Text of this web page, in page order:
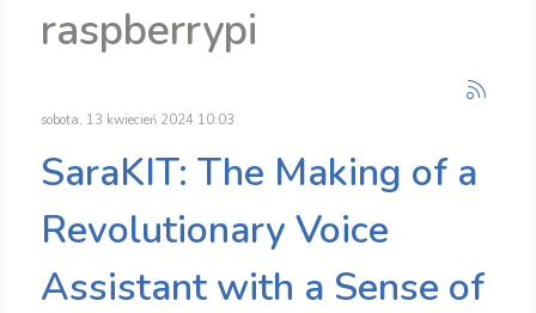
raspberrypi
sobota, 13 kwiecień 2024 10:03
SaraKIT: The Making of a
Revolutionary Voice
Assistant with a Sense of